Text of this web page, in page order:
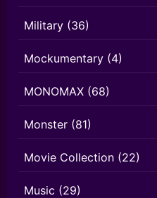
Military (36)
Mockumentary (4)
MONOMAX (68)
Monster (81)
Movie Collection (22)
Music (29)